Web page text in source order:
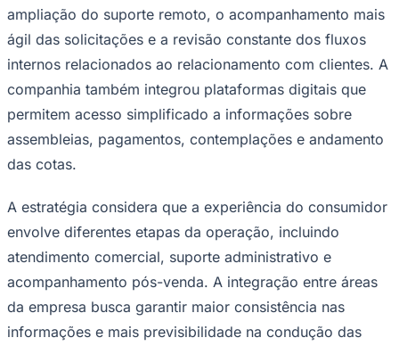
ampliação do suporte remoto, o acompanhamento mais
ágil das solicitações e a revisão constante dos fluxos
internos relacionados ao relacionamento com clientes. A
companhia também integrou plataformas digitais que
permitem acesso simplificado a informações sobre
assembleias, pagamentos, contemplações e andamento
das cotas.
A estratégia considera que a experiência do consumidor
envolve diferentes etapas da operação, incluindo
atendimento comercial, suporte administrativo e
acompanhamento pós-venda. A integração entre áreas
da empresa busca garantir maior consistência nas
informações e mais previsibilidade na condução das